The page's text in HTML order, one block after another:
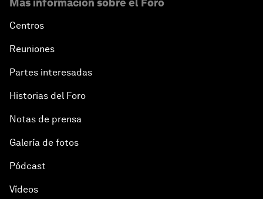
Más información sobre el Foro
Centros
Reuniones
Partes interesadas
Historias del Foro
Notas de prensa
Galería de fotos
Pódcast
Vídeos